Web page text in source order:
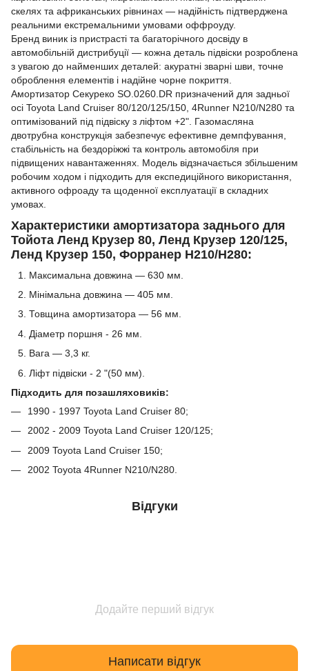
скелях та африканських рівнинах — надійність підтверджена
реальними екстремальними умовами оффроуду.
Бренд виник із пристрасті та багаторічного досвіду в
автомобільній дистрибуції — кожна деталь підвіски розроблена
з увагою до найменших деталей: акуратні зварні шви, точне
оброблення елементів і надійне чорне покриття.
Амортизатор Секуреко SO.0260.DR призначений для задньої
осі Toyota Land Cruiser 80/120/125/150, 4Runner N210/N280 та
оптимізований під підвіску з ліфтом +2". Газомасляна
двотрубна конструкція забезпечує ефективне демпфування,
стабільність на бездоріжжі та контроль автомобіля при
підвищених навантаженнях. Модель відзначається збільшеним
робочим ходом і підходить для експедиційного використання,
активного офроаду та щоденної експлуатації в складних
умовах.
Характеристики амортизатора заднього для
Тойота Ленд Крузер 80, Ленд Крузер 120/125,
Ленд Крузер 150, Форранер Н210/Н280:
Максимальна довжина — 630 мм.
Мінімальна довжина — 405 мм.
Товщина амортизатора — 56 мм.
Діаметр поршня - 26 мм.
Вага — 3,3 кг.
Ліфт підвіски - 2 "(50 мм).
Підходить для позашляховиків:
1990 - 1997 Toyota Land Cruiser 80;
2002 - 2009 Toyota Land Cruiser 120/125;
2009 Toyota Land Cruiser 150;
2002 Toyota 4Runner N210/N280.
Відгуки
Додайте перший відгук
Написати відгук